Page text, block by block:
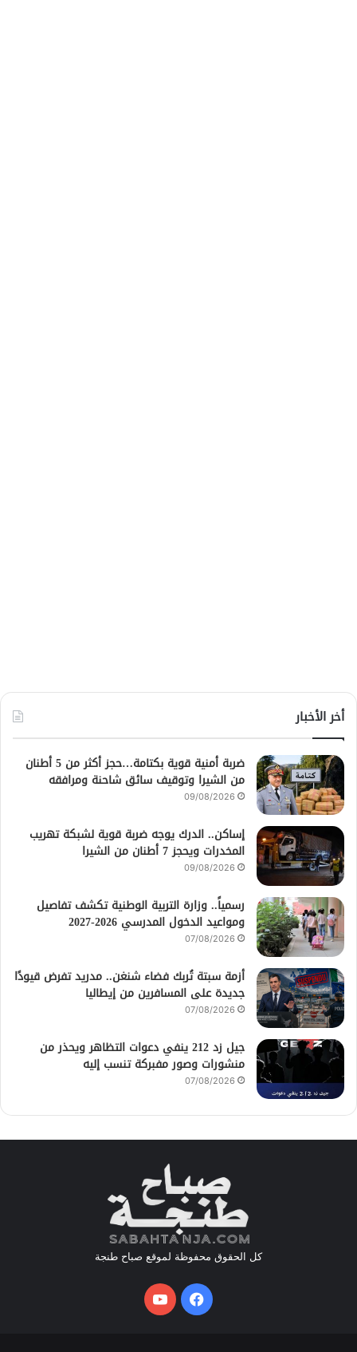
أخر الأخبار
ضربة أمنية قوية بكتامة…حجز أكثر من 5 أطنان
من الشيرا وتوقيف سائق شاحنة ومرافقه
09/08/2026
إساكن.. الدرك يوجه ضربة قوية لشبكة تهريب
المخدرات ويحجز 7 أطنان من الشيرا
09/08/2026
رسمياً.. وزارة التربية الوطنية تكشف تفاصيل
ومواعيد الدخول المدرسي 2026-2027
07/08/2026
أزمة سبتة تُربك فضاء شنغن.. مدريد تفرض قيودًا
جديدة على المسافرين من إيطاليا
07/08/2026
جيل زد 212 ينفي دعوات التظاهر ويحذر من
منشورات وصور مفبركة تنسب إليه
07/08/2026
كل الحقوق محفوظة لموقع صباح طنجة
فيسبوكيوتيوب